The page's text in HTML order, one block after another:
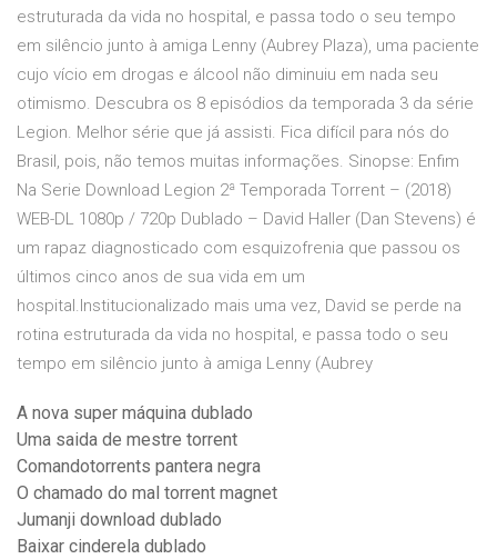
estruturada da vida no hospital, e passa todo o seu tempo
em silêncio junto à amiga Lenny (Aubrey Plaza), uma paciente
cujo vício em drogas e álcool não diminuiu em nada seu
otimismo. Descubra os 8 episódios da temporada 3 da série
Legion. Melhor série que já assisti. Fica difícil para nós do
Brasil, pois, não temos muitas informações. Sinopse: Enfim
Na Serie Download Legion 2ª Temporada Torrent – (2018)
WEB-DL 1080p / 720p Dublado – David Haller (Dan Stevens) é
um rapaz diagnosticado com esquizofrenia que passou os
últimos cinco anos de sua vida em um
hospital.Institucionalizado mais uma vez, David se perde na
rotina estruturada da vida no hospital, e passa todo o seu
tempo em silêncio junto à amiga Lenny (Aubrey
A nova super máquina dublado
Uma saida de mestre torrent
Comandotorrents pantera negra
O chamado do mal torrent magnet
Jumanji download dublado
Baixar cinderela dublado